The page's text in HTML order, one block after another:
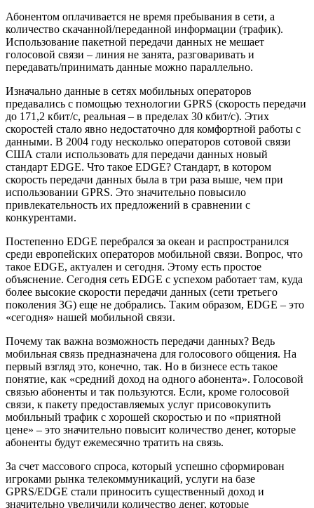
Абонентом оплачивается не время пребывания в сети, а
количество скачанной/переданной информации (трафик).
Использование пакетной передачи данных не мешает
голосовой связи – линия не занята, разговаривать и
передавать/принимать данные можно параллельно.
Изначально данные в сетях мобильных операторов
предавались с помощью технологии GPRS (скорость передачи
до 171,2 кбит/c, реальная – в пределах 30 кбит/c). Этих
скоростей стало явно недостаточно для комфортной работы с
данными. В 2004 году несколько операторов сотовой связи
США стали использовать для передачи данных новый
стандарт EDGE. Что такое EDGE? Стандарт, в котором
скорость передачи данных была в три раза выше, чем при
использовании GPRS. Это значительно повысило
привлекательность их предложений в сравнении с
конкурентами.
Постепенно EDGE перебрался за океан и распространился
среди европейских операторов мобильной связи. Вопрос, что
такое EDGE, актуален и сегодня. Этому есть простое
объяснение. Сегодня сеть EDGE с успехом работает там, куда
более высокие скорости передачи данных (сети третьего
поколения 3G) еще не добрались. Таким образом, EDGE – это
«сегодня» нашей мобильной связи.
Почему так важна возможность передачи данных? Ведь
мобильная связь предназначена для голосового общения. На
первый взгляд это, конечно, так. Но в бизнесе есть такое
понятие, как «средний доход на одного абонента». Голосовой
связью абоненты и так пользуются. Если, кроме голосовой
связи, к пакету предоставляемых услуг присовокупить
мобильный трафик с хорошей скоростью и по «приятной
цене» – это значительно повысит количество денег, которые
абоненты будут ежемесячно тратить на связь.
За счет массового спроса, который успешно сформирован
игроками рынка телекоммуникаций, услуги на базе
GPRS/EDGE стали приносить существенный доход и
значительно увеличили количество денег, которые